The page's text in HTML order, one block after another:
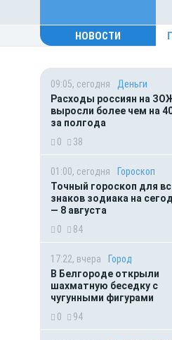
НОВОСТИ
09:05, сегодня
Деньги
Расходы россиян на
выросли более чем на
за полгода
0
38
01:00, сегодня
Гороскоп
Точный гороскоп для
знаков зодиака на
— 8 августа
0
84
17:22, вчера
Город
В Белгороде открыли
шахматную беседку с
чугунными фигурами
0
94